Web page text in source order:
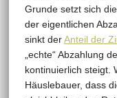
Grunde setzt sich
der eigentlichen
sinkt derAnteil der
„echte“ Abzahlung
kontinuierlich steigt.
Häuslebauer, dass